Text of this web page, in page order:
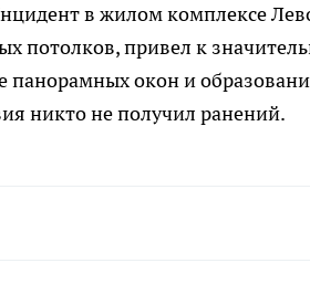
в жилом комплексе
потолков, привел к
окон и
никто не получил ранений.